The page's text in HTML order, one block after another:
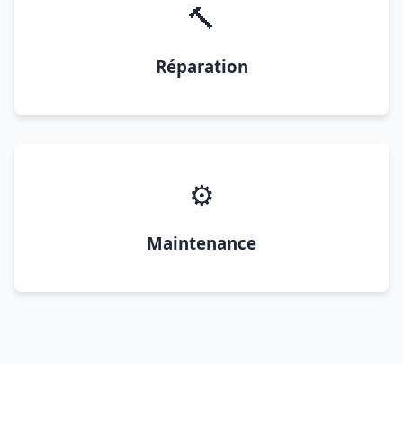
🔨
Réparation
⚙️
Maintenance